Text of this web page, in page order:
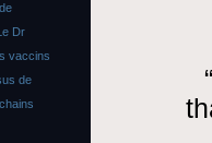
Dr
vaccins
de